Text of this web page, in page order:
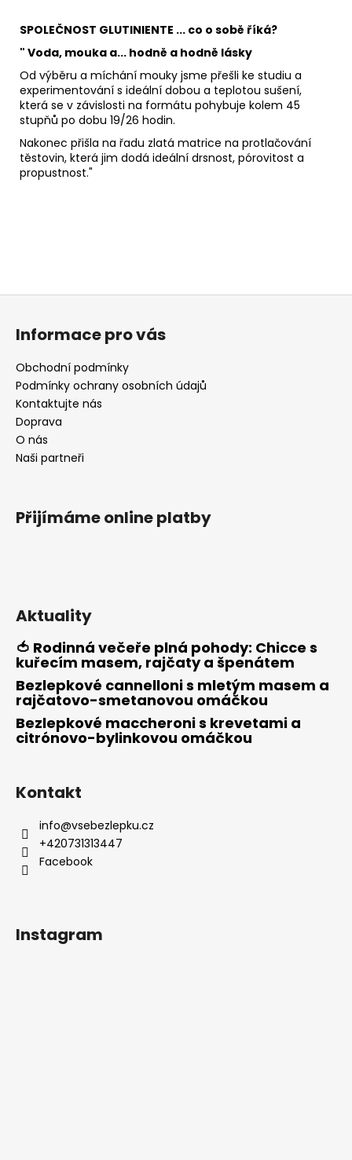
SPOLEČNOST GLUTINIENTE ... co o sobě říká?
" Voda, mouka a... hodně a hodně lásky
Od výběru a míchání mouky jsme přešli ke studiu a
experimentování s ideální dobou a teplotou sušení,
která se v závislosti na formátu pohybuje kolem 45
stupňů po dobu 19/26 hodin.
Nakonec přišla na řadu zlatá matrice na protlačování
těstovin, která jim dodá ideální drsnost, pórovitost a
propustnost."
Informace pro vás
Obchodní podmínky
Podmínky ochrany osobních údajů
Kontaktujte nás
Doprava
O nás
Naši partneři
Přijímáme online platby
Aktuality
🍅 Rodinná večeře plná pohody: Chicce s
kuřecím masem, rajčaty a špenátem
Bezlepkové cannelloni s mletým masem a
rajčatovo-smetanovou omáčkou
Bezlepkové maccheroni s krevetami a
citrónovo-bylinkovou omáčkou
Kontakt
info@vsebezlepku.cz
+420731313447
Facebook
Instagram